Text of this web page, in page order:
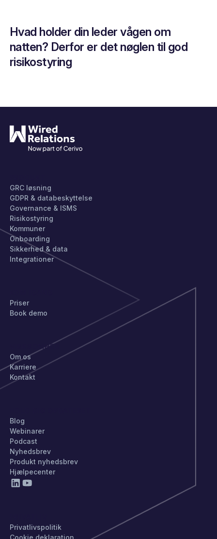
Hvad holder din leder vågen om
natten? Derfor er det nøglen til god
risikostyring
GRC løsning
GDPR & databeskyttelse
Governance & ISMS
Risikostyring
Kommuner
Onboarding
Sikkerhed & data
Integrationer
Priser
Book demo
VIRKSOMHED
Om os
Karriere
Kontakt
Blog
Webinarer
Podcast
Nyhedsbrev
Produkt nyhedsbrev
Hjælpecenter
Privatlivspolitik